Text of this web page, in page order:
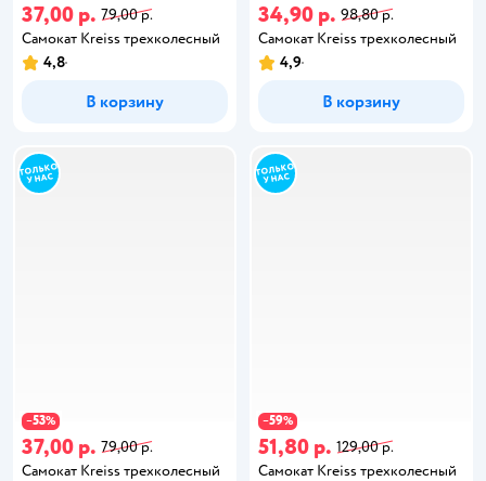
37,00 р. 79,00 р.
Самокат Kreiss трехколесный
4,8
В корзину
34,90 р. 98,80 р.
Самокат Kreiss трехколесный
4,9
В корзину
−53%
37,00 р. 79,00 р.
Самокат Kreiss трехколесный
−59%
51,80 р. 129,00 р.
Самокат Kreiss трехколесный